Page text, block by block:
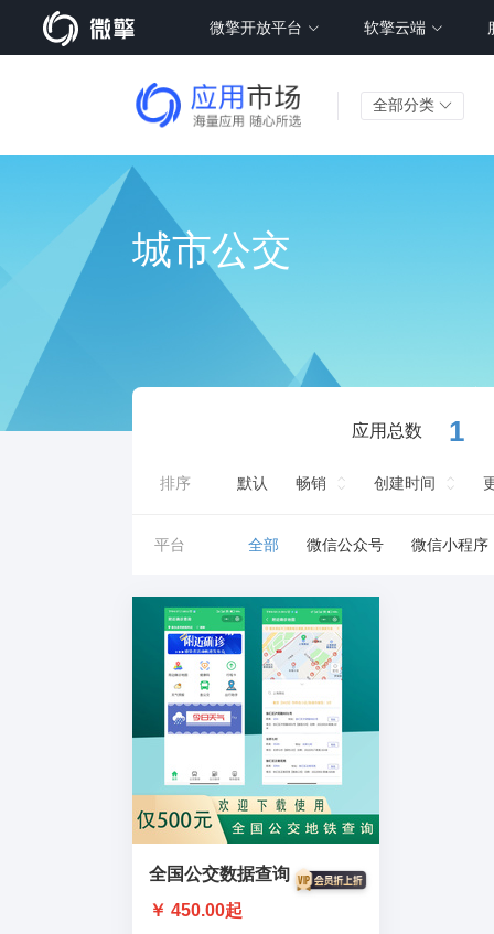
微擎开放平台 软擎云端
全部分类
城市公交
应用总数 1
排序 默认 畅销 创建时间
平台 全部 微信公众号 微信小程序
全国公交数据查询
￥ 450.00起